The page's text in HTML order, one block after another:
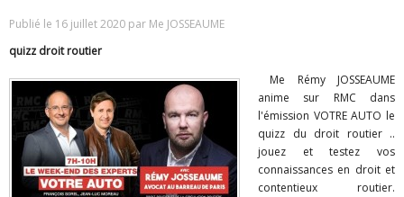
Publié le 16 juillet 2020 par Me JOSSEAUME
quizz droit routier
Me Rémy JOSSEAUME
anime sur RMC dans
l'émission VOTRE AUTO le
quizz du droit routier ..
jouez et testez vos
connaissances en droit et
contentieux routier.